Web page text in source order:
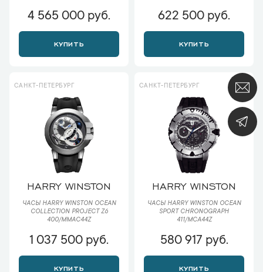
4 565 000 руб.
КУПИТЬ
622 500 руб.
КУПИТЬ
САНКТ-ПЕТЕРБУРГ
HARRY WINSTON
ЧАСЫ HARRY WINSTON OCEAN
COLLECTION PROJECT Z6
400/MMAC44Z
1 037 500 руб.
КУПИТЬ
САНКТ-ПЕТЕРБУРГ
HARRY WINSTON
ЧАСЫ HARRY WINSTON OCEAN
SPORT CHRONOGRAPH
411/MCA44Z
580 917 руб.
КУПИТЬ